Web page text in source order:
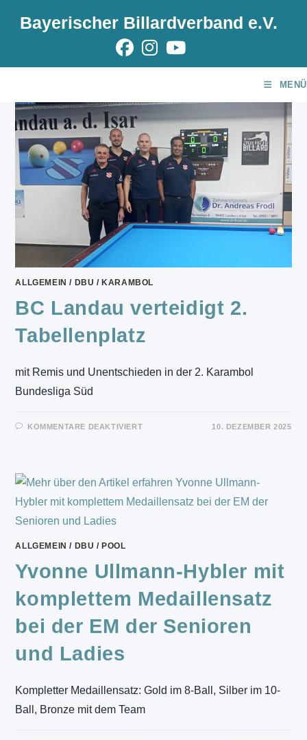
Bayerischer Billardverband e.V.
MENÜ
ALLGEMEIN / DBU / KARAMBOL
BC Landau verteidigt 2.
Tabellenplatz
mit Remis und Unentschieden in der 2. Karambol
Bundesliga Süd
KOMMENTARE DEAKTIVIERTFÜR
10. DEZEMBER 2025
ALLGEMEIN / DBU / POOL
Yvonne Ullmann-Hybler mit
komplettem Medaillensatz
bei der EM der Senioren
und Ladies
Kompletter Medaillensatz: Gold im 8-Ball, Silber im 10-
Ball, Bronze mit dem Team